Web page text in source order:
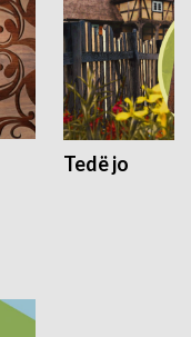
Tedë jo